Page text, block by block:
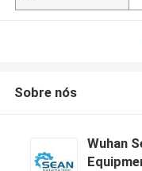
Sobre nós
Wuhan